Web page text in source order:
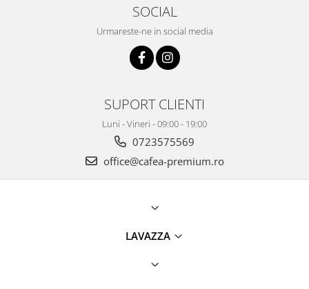
SOCIAL
Urmareste-ne in social media
SUPORT CLIENTI
Luni - Vineri - 09:00 - 19:00
0723575569
office@cafea-premium.ro
LAVAZZA